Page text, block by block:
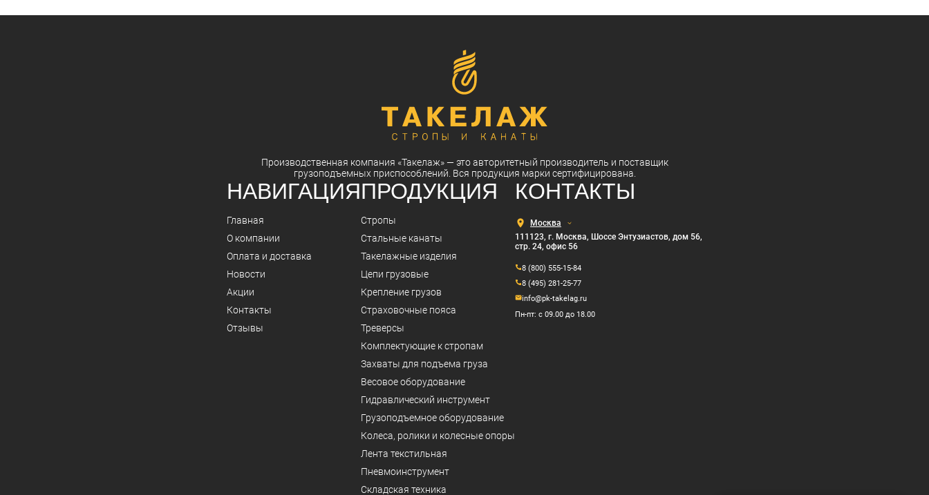
Производственная компания «Такелаж»— это авторитетный производитель и поставщик
грузоподъемных приспособлений. Вся продукция марки сертифицирована.
НАВИГАЦИЯ
Главная
О компании
Оплата и доставка
Новости
Акции
Контакты
Отзывы
ПРОДУКЦИЯ
Стропы
Стальные канаты
Такелажные изделия
Цепи грузовые
Крепление грузов
Страховочные пояса
Треверсы
Комплектующие к стропам
Захваты для подъема груза
Весовое оборудование
Гидравлический инструмент
Грузоподъемное оборудование
Колеса, ролики и колесные опоры
Лента текстильная
Пневмоинструмент
Складская техника
КОНТАКТЫ
Выберите
город
111123, г. Москва, Шоссе Энтузиастов, дом 56,
стр. 24, офис 56
info@pk-takelag.ru
Пн-пт: с 09.00 до 18.00
8 (800) 555-15-84
8 (495) 281-25-77